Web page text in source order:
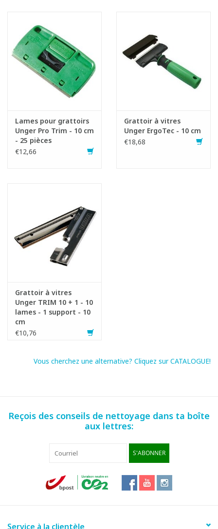
Lames pour grattoirs
Unger Pro Trim - 10 cm
- 25 pièces
€12,66
Grattoir à vitres
Unger ErgoTec - 10 cm
€18,68
Grattoir à vitres
Unger TRIM 10 + 1 - 10
lames - 1 support - 10
cm
€10,76
Vous cherchez une alternative? Cliquez sur CATALOGUE!
Reçois des conseils de nettoyage dans ta boîte
aux lettres:
S'ABONNER
Service à la clientèle